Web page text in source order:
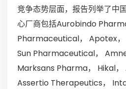
竞争态势层面，报告列举了中
心厂商包括Aurobindo
Pharmaceutical， Apotex，
Sun Pharmaceutical，
Marksans Pharma， Hikal，
Assertio Therapeutics，